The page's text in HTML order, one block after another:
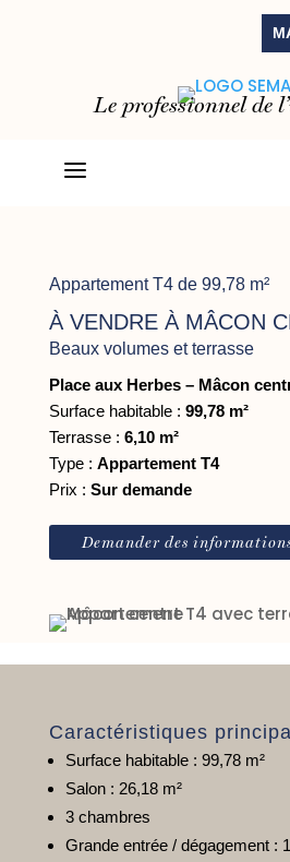
Le professionnel de
a
Appartement T4 de 99,78 m²
À VENDRE À MÂCON
Beaux volumes et terrasse
Place aux Herbes – Mâcon
Surface habitable : 99,78 m²
Terrasse : 6,10 m²
Type : Appartement T4
Prix : Sur demande
Demander des
Caractéristiques
Surface habitable : 99,78 m²
Salon : 26,18 m²
3 chambres
Grande entrée / dégagement :